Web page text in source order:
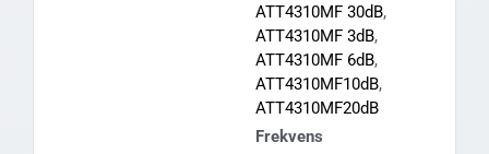
ATT4310MF 30dB,
ATT4310MF 3dB,
ATT4310MF 6dB,
ATT4310MF10dB,
ATT4310MF20dB
Frekvens